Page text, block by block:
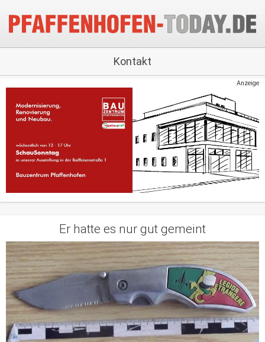
Kontakt
Anzeige
Er hatte es nur gut gemeint